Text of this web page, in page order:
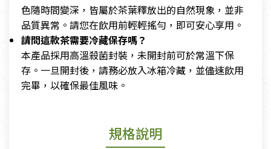
色隨時間變深，皆屬於茶葉釋放出的自然現象，並非
品質異常。請您在飲用前輕輕搖勻，即可安心享用。
請問這款茶需要冷藏保存嗎？
本產品採用高溫殺菌封裝，未開封前可於常溫下保
存。一旦開封後，請務必放入冰箱冷藏，並儘速飲用
完畢，以確保最佳風味。
規格說明